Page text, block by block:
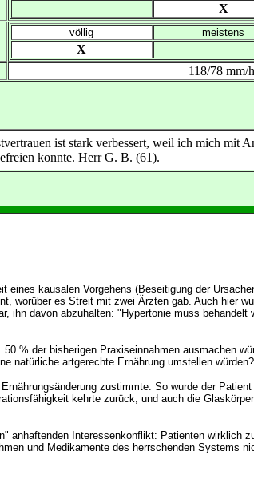
X
völlig meistens
X
118/78 mm/
ist stark verbessert, weil ich mich mit
konnte. Herr G. B. (61).
kausalen Vorgehens (Beseitigung der
worüber es Streit mit zwei Ärzten gab. Auch hier
ihn davon abzuhalten: "Hypertonie muss
% der bisherigen Praxiseinnahmen ausmachen
natürliche artgerechte Ernährung umstellen würden?
zustimmte. So wurde der
kehrte zurück, und auch die
Interessenkonflikt: Patienten wirklich
und Medikamente des herrschenden Systems